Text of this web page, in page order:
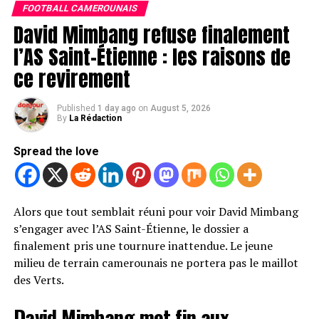
annulées.
Si cette étape est validée, le joueur de 24 ans signera un
contrat de deux saisons avec le club allemand. Les
discussions entre les différentes parties ont abouti à un
accord, ouvrant la voie à une officialisation très
prochaine.
Pour Schalke 04, cette arrivée représenterait un renfort
de poids au milieu de terrain. Le club, qui nourrit de
d’un joueur déjà habitué au très haut niveau en
Bundesliga.
Un nouveau défi pour l’international
camerounais
Après plusieurs saisons sous les couleurs de l’Eintracht
Francfort, Dina Ebimbe s’apprête à tourner une
FOOTBALL CAMEROUNAIS
David Mimbang refuse finalement
l’AS Saint-Étienne : les raisons de
ce revirement
Published 1 day ago on August 5, 2026
By La Rédaction
Spread the love
Alors que tout semblait réuni pour voir David Mimbang
s’engager avec l’AS Saint-Étienne, le dossier a
finalement pris une tournure inattendue. Le jeune
milieu de terrain camerounais ne portera pas le maillot
des Verts.